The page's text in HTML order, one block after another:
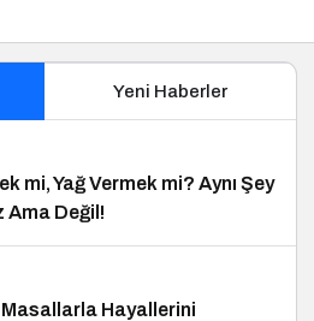
Yeni Haberler
mi, Yağ Vermek mi? Aynı Şey
Ama Değil!
Hayallerini